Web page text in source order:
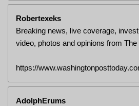
Robertexeks
Breaking news, live coverage,
video, photos and opinions from
https://
AdolphErums